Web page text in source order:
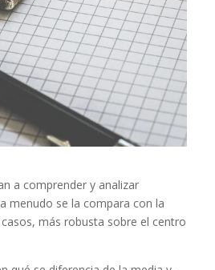
a comprender y analizar
menudo se la compara con la
más robusta sobre el centro